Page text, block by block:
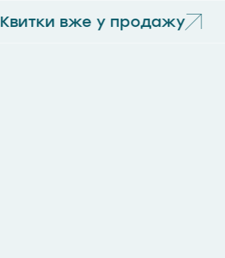
Квитки вже у продажу